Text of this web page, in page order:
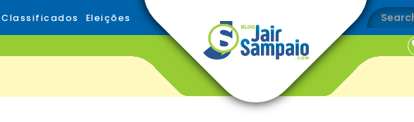
Classificados Eleições